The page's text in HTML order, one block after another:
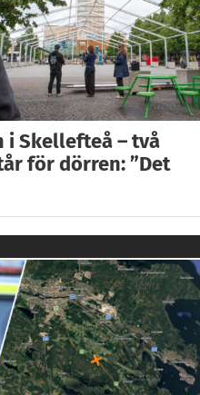
Skellefteå – två
för dörren: ”Det